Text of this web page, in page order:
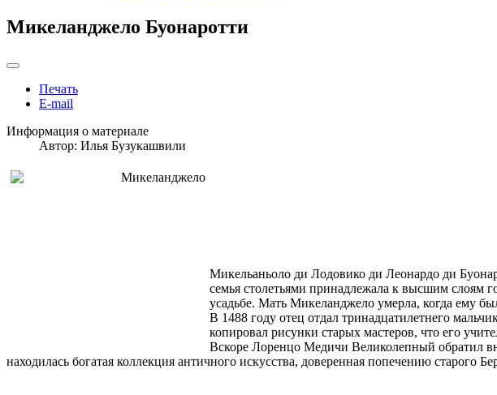
Микеланджело Буонаротти
Печать
E-mail
Информация о материале
Автор: Илья Бузукашвили
Микельаньоло ди Лодовико ди Леонардо ди
семья столетьями принадлежала к высшим слоям
усадьбе. Мать Микеланджело умерла, когда ему
В 1488 году отец отдал тринадцатилетнего
копировал рисунки старых мастеров, что его
Вскоре Лоренцо Медичи Великолепный обратил
находилась богатая коллекция античного искусства, доверенная попечению старого